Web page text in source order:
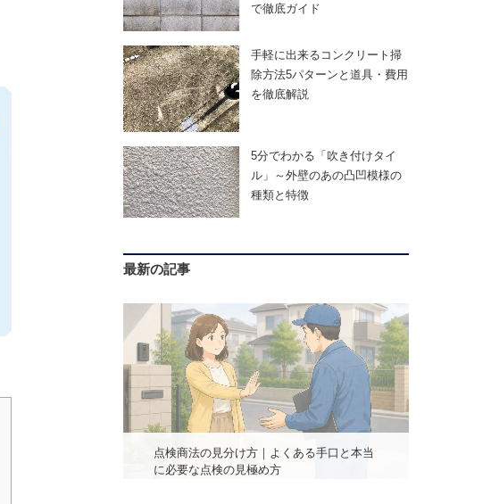
で徹底ガイド
手軽に出来るコンクリート掃
除方法5パターンと道具・費用
を徹底解説
5分でわかる「吹き付けタイ
ル」～外壁のあの凸凹模様の
種類と特徴
最新の記事
点検商法の見分け方｜よくある手口と本当
に必要な点検の見極め方